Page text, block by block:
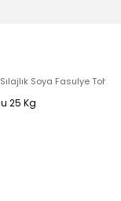
Sılajlık Soya Fasulye